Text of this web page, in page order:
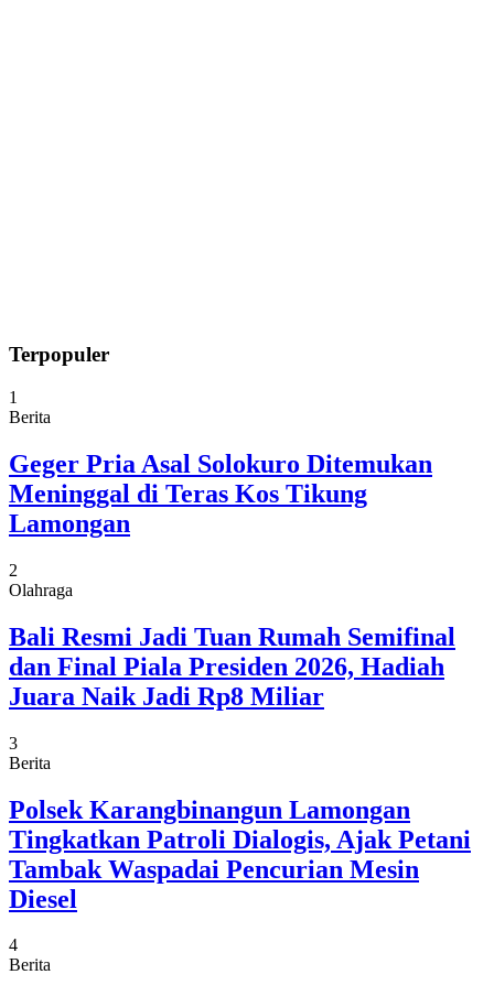
Terpopuler
1
Berita
Geger Pria Asal Solokuro Ditemukan
Meninggal di Teras Kos Tikung
Lamongan
2
Olahraga
Bali Resmi Jadi Tuan Rumah Semifinal
dan Final Piala Presiden 2026, Hadiah
Juara Naik Jadi Rp8 Miliar
3
Berita
Polsek Karangbinangun Lamongan
Tingkatkan Patroli Dialogis, Ajak Petani
Tambak Waspadai Pencurian Mesin
Diesel
4
Berita